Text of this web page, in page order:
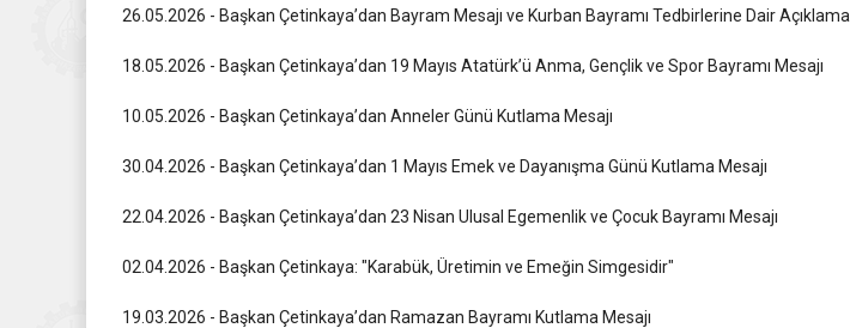
26.05.2026 - Başkan Çetinkaya’dan Bayram Mesajı ve Kurban Bayramı Tedbirlerine Dair Açıklama
18.05.2026 - Başkan Çetinkaya’dan 19 Mayıs Atatürk’ü Anma, Gençlik ve Spor Bayramı Mesajı
10.05.2026 - Başkan Çetinkaya’dan Anneler Günü Kutlama Mesajı
30.04.2026 - Başkan Çetinkaya’dan 1 Mayıs Emek ve Dayanışma Günü Kutlama Mesajı
22.04.2026 - Başkan Çetinkaya’dan 23 Nisan Ulusal Egemenlik ve Çocuk Bayramı Mesajı
02.04.2026 - Başkan Çetinkaya: "Karabük, Üretimin ve Emeğin Simgesidir"
19.03.2026 - Başkan Çetinkaya’dan Ramazan Bayramı Kutlama Mesajı